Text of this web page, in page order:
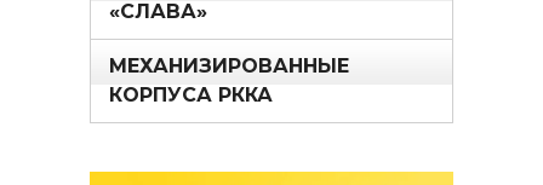
«СЛАВА»
МЕХАНИЗИРОВАННЫЕ
КОРПУСА РККА